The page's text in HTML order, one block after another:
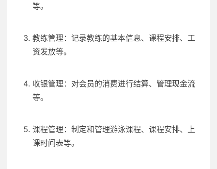
等。
教练管理：记录教练的基本信息、课程安排、工
资发放等。
收银管理：对会员的消费进行结算、管理现金流
等。
课程管理：制定和管理游泳课程、课程安排、上
课时间表等。